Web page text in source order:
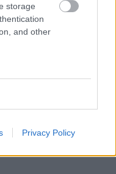
storage
and other
Privacy Policy